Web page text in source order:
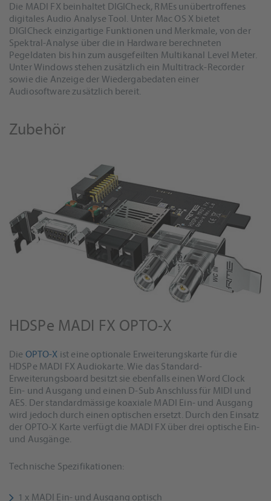
Die MADI FX beinhaltet DIGICheck, RMEs unübertroffenes
digitales Audio Analyse Tool. Unter Mac OS X bietet
DIGICheck einzigartige Funktionen und Merkmale, von der
Spektral-Analyse über die in Hardware berechneten
Pegeldaten bis hin zum ausgefeilten Multikanal Level Meter.
Unter Windows stehen zusätzlich ein Multitrack-Recorder
sowie die Anzeige der Wiedergabedaten einer
Audiosoftware zusätzlich bereit.
Zubehör
HDSPe MADI FX OPTO-X
Die OPTO-X ist eine optionale Erweiterungskarte für die
HDSPe MADI FX Audiokarte. Wie das Standard-
Erweiterungsboard besitzt sie ebenfalls einen Word Clock
Ein- und Ausgang und einen D-Sub Anschluss für MIDI und
AES. Der standardmässige koaxiale MADI Ein- und Ausgang
wird jedoch durch einen optischen ersetzt. Durch den Einsatz
der OPTO-X Karte verfügt die MADI FX über drei optische Ein-
und Ausgänge.
Technische Spezifikationen:
1 x MADI Ein- und Ausgang optisch